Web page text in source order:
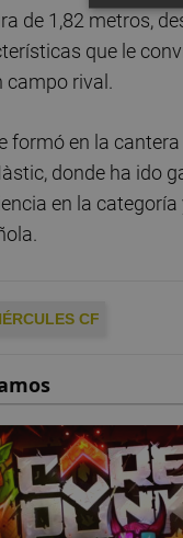
de 1,82 metros,
que le
campo rival.
formó en la cantera
donde ha ido
en la
CF